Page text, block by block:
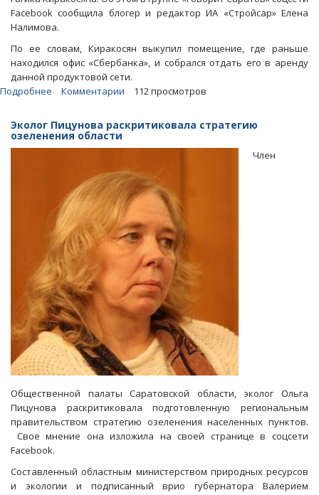
Facebook сообщила блогер и редактор ИА «Стройсар» Елена
Налимова.
По ее словам, Киракосян выкупил помещение, где раньше
находился офис «Сбербанка», и собрался отдать его в аренду
данной продуктовой сети.
Подробнее
заподозрила
компанию
облдепа
уничтожении
клумбы
в
центре
Саратова
Комментарии 112 просмотров
Эколог Пицунова раскритиковала стратегию
озеленения области
Член
Общественной палаты Саратовской области, эколог Ольга
Пицунова раскритиковала подготовленную региональным
правительством стратегию озеленения населенных пунктов.
Свое мнение она изложила на своей странице в соцсети
Facebook.
Составленный областным министерством природных ресурсов
и экологии и подписанный врио губернатора Валерием